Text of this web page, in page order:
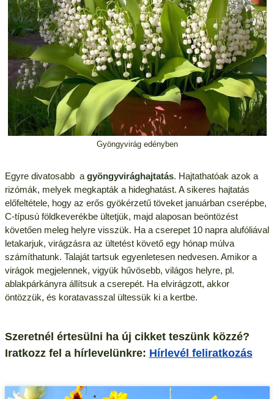
Gyöngyvirág edényben
Egyre divatosabb a gyöngyvirághajtatás. Hajtathatóak azok a
rizómák, melyek megkapták a hideghatást. A sikeres hajtatás
előfeltétele, hogy az erős gyökérzetű töveket januárban cserépbe,
C-típusú földkeverékbe ültetjük, majd alaposan beöntözést
követően meleg helyre visszük. Ha a cserepet 10 napra alufóliával
letakarjuk, virágzásra az ültetést követő egy hónap múlva
számíthatunk. Talaját tartsuk egyenletesen nedvesen. Amikor a
virágok megjelennek, vigyük hűvösebb, világos helyre, pl.
ablakpárkányra állítsuk a cserepét. Ha elvirágzott, akkor
öntözzük, és koratavasszal ültessük ki a kertbe.
Szeretnél értesülni ha új cikket teszünk közzé?
Iratkozz fel a hírlevelünkre: Hírlevél feliratkozás